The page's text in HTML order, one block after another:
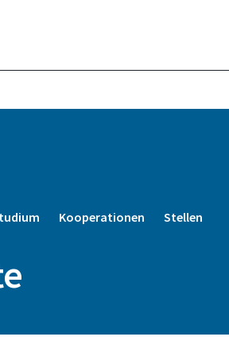
Kooperationen Stellen